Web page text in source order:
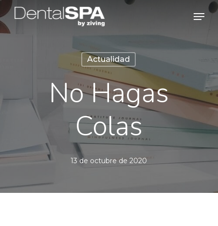
Skip
to
Menu
Actualidad
No Hagas
Colas
13 de octubre de 2020